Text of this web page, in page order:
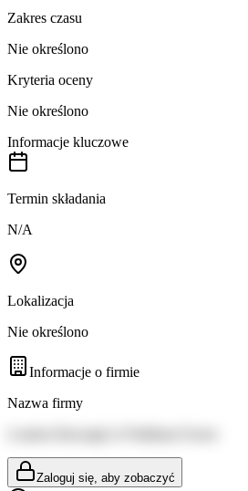
Zakres czasu
Nie określono
Kryteria oceny
Nie określono
Informacje kluczowe
Termin składania
N/A
Lokalizacja
Nie określono
Informacje o firmie
Nazwa firmy
Zaloguj się, aby zobaczyć